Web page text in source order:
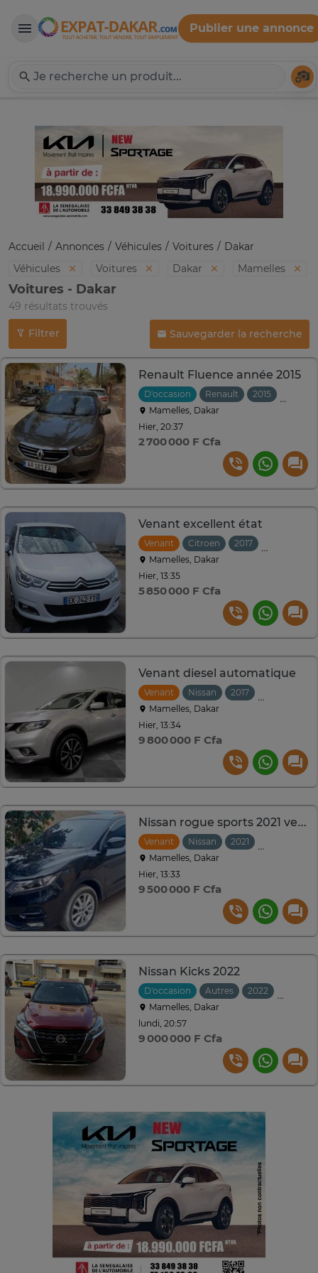
Expat-Dakar
Publier une annonce
Accueil Annonces Véhicules Voitures
Dakar
Véhicules
Voitures Dakar Mamelles
Voitures - Dakar
49 résultats trouvés
Filtrer Sauvegarder la recherche
Renault Fluence année 2015
D'occasion Renault 2015
Mamelles, Dakar
Hier, 20:37
2 700 000 F Cfa
Venant excellent état
Venant Citroen 2017
Mamelles, Dakar
Hier, 13:35
5 850 000 F Cfa
Venant diesel automatique
Venant Nissan 2017
Mamelles, Dakar
Hier, 13:34
9 800 000 F Cfa
Nissan rogue sports 2021 venant
Venant Nissan 2021
Mamelles, Dakar
Hier, 13:33
9 500 000 F Cfa
Nissan Kicks 2022
D'occasion Autres 2022
Mamelles, Dakar
lundi, 20:57
9 000 000 F Cfa